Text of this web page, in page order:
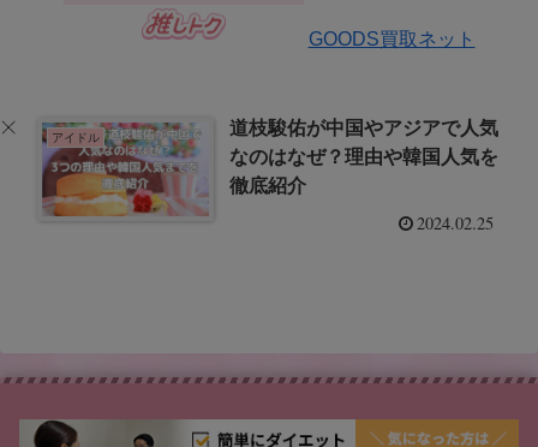
GOODS買取ネット
アイドル
道枝駿佑が中国やアジアで人気
なのはなぜ？理由や韓国人気を
徹底紹介
2024.02.25